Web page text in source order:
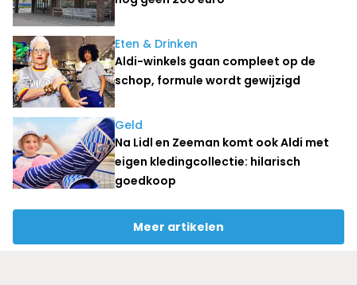
Eten & Drinken
Aldi-winkels gaan compleet op de
schop, formule wordt gewijzigd
Geld
Na Lidl en Zeeman komt ook Aldi met
eigen kledingcollectie: hilarisch
goedkoop
Meer artikelen